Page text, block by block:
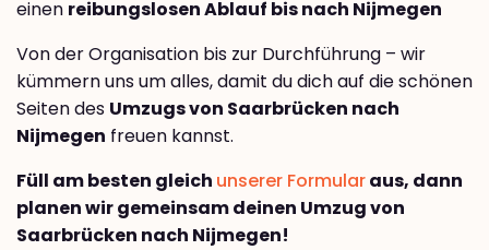
einen reibungslosen Ablauf bis nach Nijmegen
Von der Organisation bis zur Durchführung – wir
kümmern uns um alles, damit du dich auf die schönen
Seiten des Umzugs von Saarbrücken nach
Nijmegen freuen kannst.
Füll am besten gleich unserer Formularaus, dann
planen wir gemeinsam deinen Umzug von
Saarbrücken nach Nijmegen!